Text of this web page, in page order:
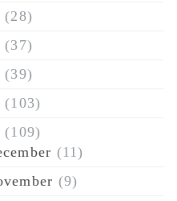
(28)
(37)
(39)
(103)
(109)
(11)
(9)